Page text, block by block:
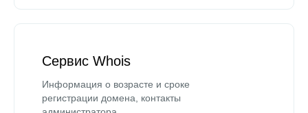
Сервис Whois
Информация о возрасте и сроке
регистрации домена, контакты